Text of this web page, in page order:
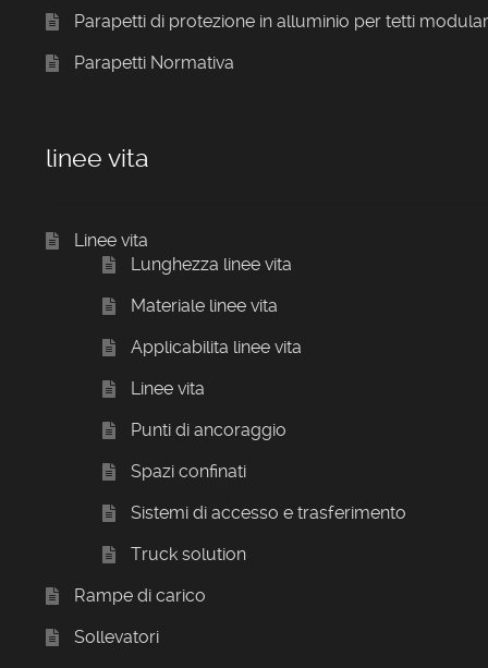
Parapetti di protezione in alluminio per tetti
Parapetti Normativa
linee vita
Linee vita
Lunghezza linee vita
Materiale linee vita
Applicabilita linee vita
Linee vita
Punti di ancoraggio
Spazi confinati
Sistemi di accesso e trasferimento
Truck solution
Rampe di carico
Sollevatori